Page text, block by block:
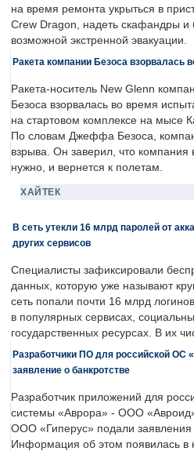
на время ремонта укрыться в
Crew Dragon, надеть скафандры и
возможной экстренной эвакуации.
Ракета компании Безоса взорвалась
Ракета-носитель New Glenn
Безоса взорвалась во время
на стартовом комплексе на мысе
По словам Джеффа Безоса,
взрыва. Он заверил, что компания
нужно, и вернется к полетам.
ХАЙТЕК
В сеть утекли 16 млрд паролей от
других сервисов
Специалисты зафиксировали
данных, которую уже называют
сеть попали почти 16 млрд
в популярных сервисах,
государственных ресурсах. В их
Разработчики ПО для российской ОС
заявление о банкротстве
Разработчик приложений для
системы «Аврора» - ООО
ООО «Гиперус» подали заявления
Информация об этом появилась в